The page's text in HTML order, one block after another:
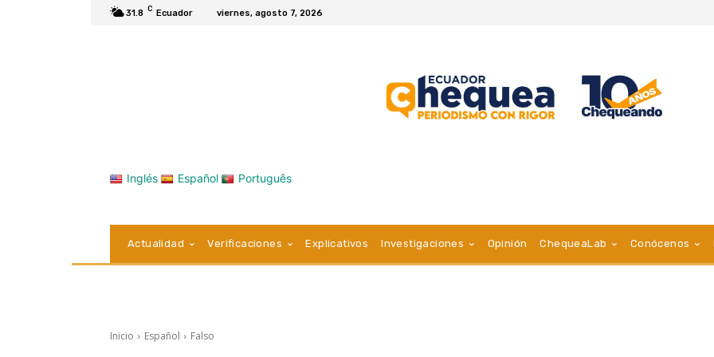
31.8 C Ecuador viernes, agosto 7, 2026
Inglés Español Português
Actualidad Verificaciones Explicativos Investigaciones Opinión ChequeaLab Conócenos
Inicio Español Falso